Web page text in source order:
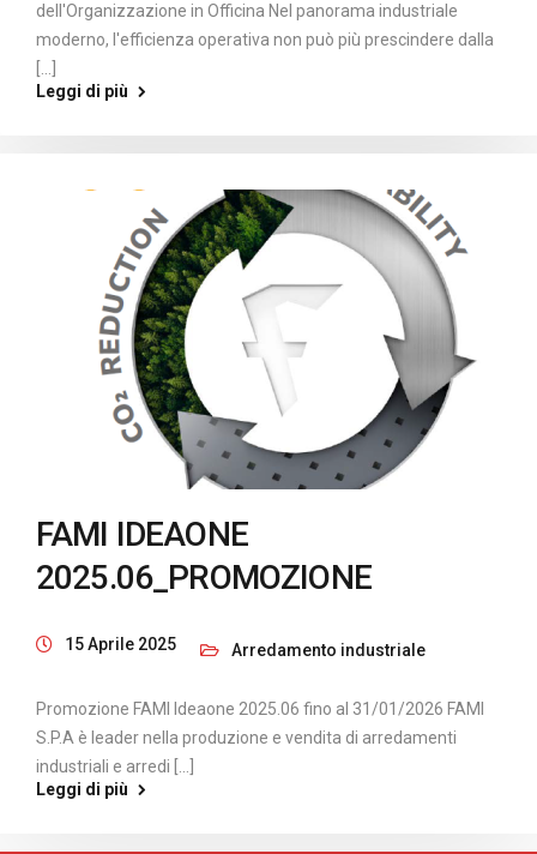
dell'Organizzazione in Officina Nel panorama industriale
moderno, l'efficienza operativa non può più prescindere dalla
Leggi di più
FAMI IDEAONE
2025.06_PROMOZIONE
15 Aprile 2025 Arredamento industriale
Promozione FAMI Ideaone 2025.06 fino al 31/01/2026 FAMI
S.P.A è leader nella produzione e vendita di arredamenti
industriali e arredi [...]
Leggi di più